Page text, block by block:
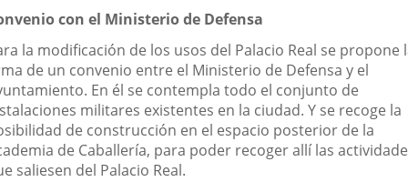
con el Ministerio de Defensa
la modificación de los usos del Palacio Real se propone
de un convenio entre el Ministerio de Defensa y el
En él se contempla todo el conjunto de
militares existentes en la ciudad. Y se recoge la
de construcción en el espacio posterior de la
de Caballería, para poder recoger allí las
saliesen del Palacio Real.